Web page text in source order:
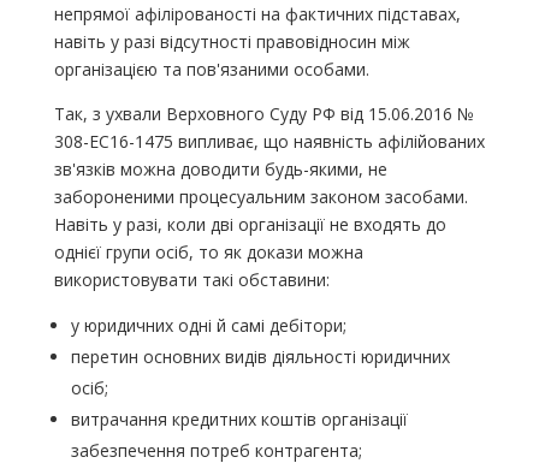
непрямої афілірованості на фактичних підставах,
навіть у разі відсутності правовідносин між
організацією та пов'язаними особами.
Так, з ухвали Верховного Суду РФ від 15.06.2016 №
308-ЕС16-1475 випливає, що наявність афілійованих
зв'язків можна доводити будь-якими, не
забороненими процесуальним законом засобами.
Навіть у разі, коли дві організації не входять до
однієї групи осіб, то як докази можна
використовувати такі обставини:
у юридичних одні й самі дебітори;
перетин основних видів діяльності юридичних
осіб;
витрачання кредитних коштів організації
забезпечення потреб контрагента;